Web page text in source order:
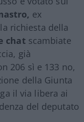
ex
richiesta della
chat scambiate
già
206 sì e 133 no,
della Giunta
il via libera ai
del deputato